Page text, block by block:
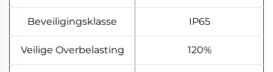
Beveiligingsklasse IP65
Veilige Overbelasting 120%